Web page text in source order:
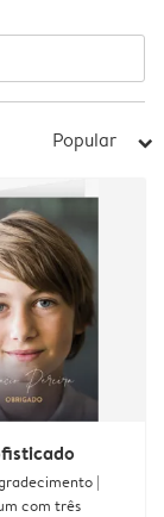
Popular arrow_right
|
com três